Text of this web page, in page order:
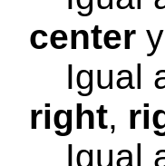
center y
Igual
right,
Igual